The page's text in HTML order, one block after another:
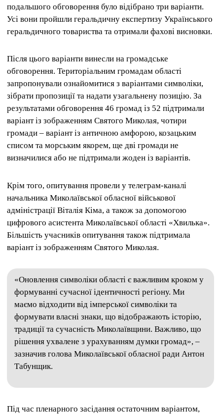
подальшого обговорення було відібрано три варіанти.
Усі вони пройшли геральдичну експертизу Українського
геральдичного товариства та отримали фахові висновки.
Після цього варіанти винесли на громадське
обговорення. Територіальним громадам області
запропонували ознайомитися з варіантами символіки,
зібрати пропозиції та надати узагальнену позицію. За
результатами обговорення 46 громад із 52 підтримали
варіант із зображенням Святого Миколая, чотири
громади – варіант із античною амфорою, козацьким
списом та морським якорем, ще дві громади не
визначилися або не підтримали жоден із варіантів.
Крім того, опитування провели у телеграм-каналі
начальника Миколаївської обласної військової
адміністрації Віталія Кіма, а також за допомогою
цифрового асистента Миколаївської області «Хвилька».
Більшість учасників опитування також підтримала
варіант із зображенням Святого Миколая.
«Оновлення символіки області є важливим кроком у
формуванні сучасної ідентичності регіону. Ми
маємо відходити від імперської символіки та
формувати власні знаки, що відображають історію,
традиції та сучасність Миколаївщини. Важливо, що
рішення ухвалене з урахуванням думки громад», –
зазначив голова Миколаївської обласної ради Антон
Табунщик.
Під час пленарного засідання остаточним варіантом,